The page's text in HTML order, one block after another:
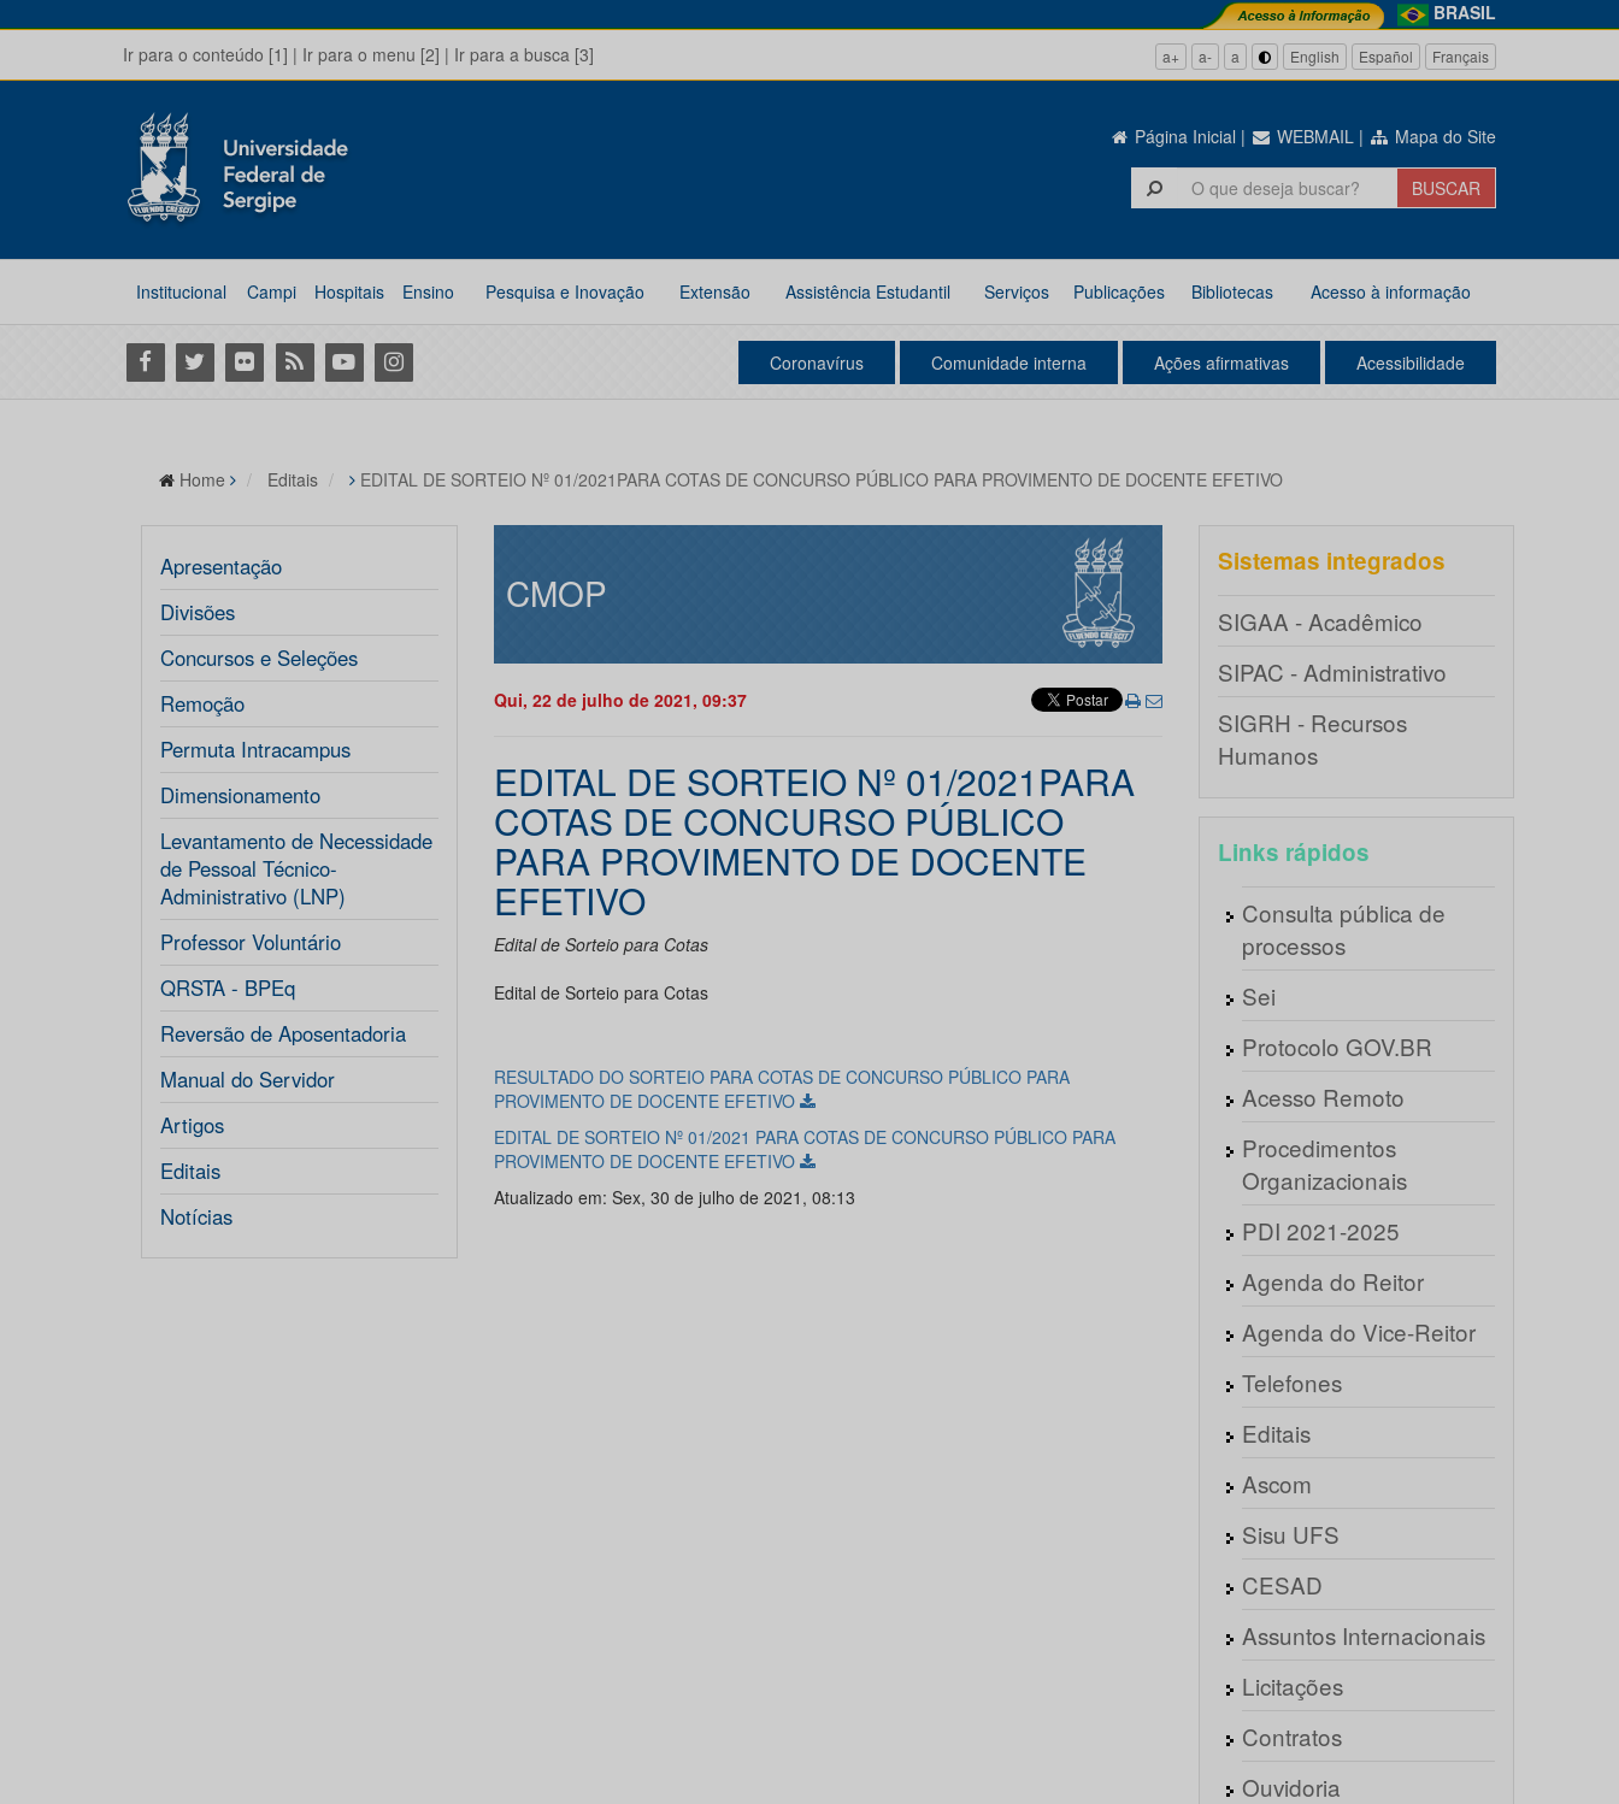
BRASIL
Ir para o conteúdo [1] | Ir para o menu [2] | Ir para a busca [3] a+ a- a English Español Français
Página Inicial | WEBMAIL | Mapa do Site
Institucional Campi Hospitais Ensino Pesquisa e Inovação Extensão Assistência Estudantil Serviços Publicações Bibliotecas Acesso à informação
Facebook
Twitter Flickr RSS YoutubeInstagram Coronavírus Comunidade interna Ações afirmativas Acessibilidade
Home Editais EDITAL DE SORTEIO Nº 01/2021PARA COTAS DE CONCURSO PÚBLICO PARA PROVIMENTO DE DOCENTE EFETIVO
Apresentação
Divisões
Concursos e Seleções
Remoção
Permuta Intracampus
Dimensionamento
Levantamento de Necessidade
de Pessoal Técnico-
Administrativo (LNP)
Professor Voluntário
QRSTA - BPEq
Reversão de Aposentadoria
Manual do Servidor
Artigos
Editais
Notícias
CMOP
Qui, 22 de julho de 2021, 09:37
EDITAL DE SORTEIO Nº 01/2021PARA
COTAS DE CONCURSO PÚBLICO
PARA PROVIMENTO DE DOCENTE
EFETIVO
Edital de Sorteio para Cotas
Edital de Sorteio para Cotas
RESULTADO DO SORTEIO PARA COTAS DE CONCURSO PÚBLICO PARA
PROVIMENTO DE DOCENTE EFETIVO
EDITAL DE SORTEIO Nº 01/2021 PARA COTAS DE CONCURSO PÚBLICO PARA
PROVIMENTO DE DOCENTE EFETIVO
Atualizado em: Sex, 30 de julho de 2021, 08:13
Sistemas integrados
SIGAA - Acadêmico
SIPAC - Administrativo
SIGRH - Recursos
Humanos
Links rápidos
Consulta pública de
processos
Sei
Protocolo GOV.BR
Acesso Remoto
Procedimentos
Organizacionais
PDI 2021-2025
Agenda do Reitor
Agenda do Vice-Reitor
Telefones
Editais
Ascom
Sisu UFS
CESAD
Assuntos Internacionais
Licitações
Contratos
Ouvidoria